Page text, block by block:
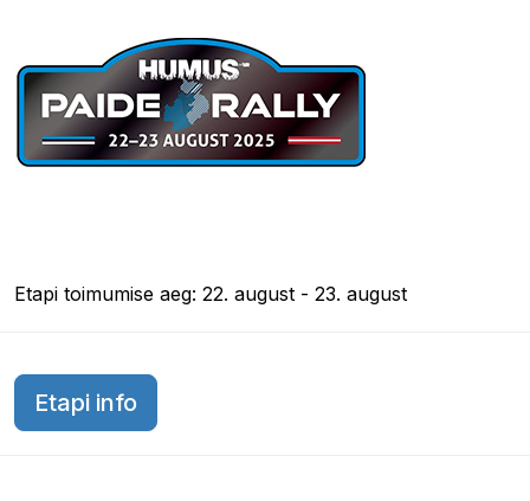
Etapi toimumise aeg: 22. august - 23. august
Etapi info